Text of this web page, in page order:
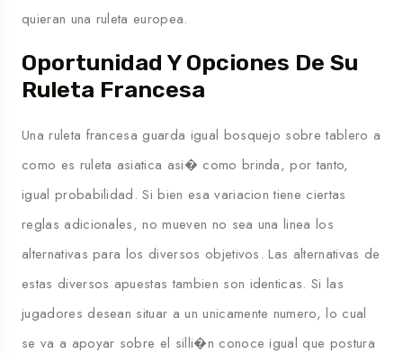
quieran una ruleta europea.
Oportunidad Y Opciones De Su
Ruleta Francesa
Una ruleta francesa guarda igual bosquejo sobre tablero a
como es ruleta asiatica asi� como brinda, por tanto,
igual probabilidad. Si bien esa variacion tiene ciertas
reglas adicionales, no mueven no sea una linea los
alternativas para los diversos objetivos. Las alternativas de
estas diversos apuestas tambien son identicas. Si las
jugadores desean situar a un unicamente numero, lo cual
se va a apoyar sobre el silli�n conoce igual que postura